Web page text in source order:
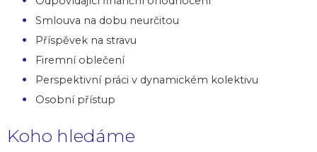
Smlouva na dobu neurčitou
Příspěvek na stravu
Firemní oblečení
Perspektivní práci v dynamickém kolektivu
Osobní přístup
Koho hledáme